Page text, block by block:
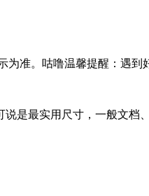
准。咕噜温馨提醒：遇到
是最实用尺寸，一般文档